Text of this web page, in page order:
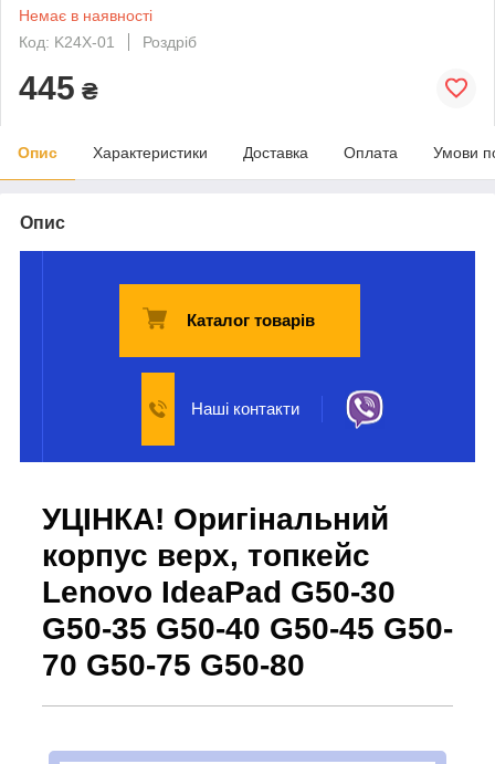
Немає в наявності
Код: K24X-01
Роздріб
445 ₴
Опис Характеристики Доставка Оплата Умови
Опис
Каталог товарів
Наші контакти
УЦІНКА! Оригінальний
корпус верх, топкейс
Lenovo IdeaPad G50-30
G50-35 G50-40 G50-45 G50-
70 G50-75 G50-80